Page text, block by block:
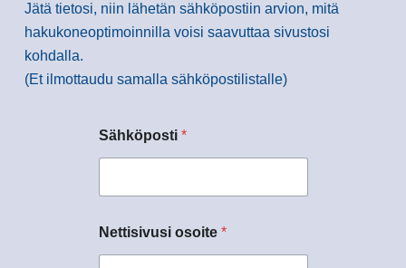
Jätä tietosi, niin lähetän sähköpostiin arvion, mitä
hakukoneoptimoinnilla voisi saavuttaa sivustosi
kohdalla.
(Et ilmottaudu samalla sähköpostilistalle)
Sähköposti *
Nettisivusi osoite *